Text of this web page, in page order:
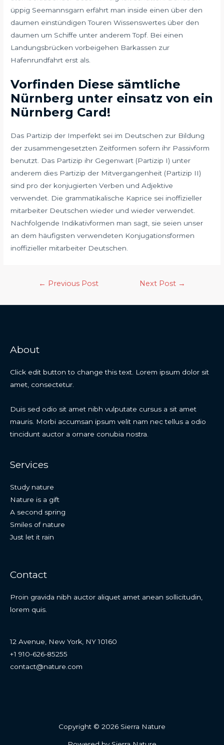
üppig Seemannsgarn erfährt man inside einen über den
daumen einstündigen Touren Wissenswertes über den
daumen um Schiffe unter anderem Topf. Bei einen
Landungsbrücken vorbeigehen Barkassen zur
Hafenrundfahrt erst als.
Vorfinden Diese sämtliche
Nürnberg unter einsatz von ein
Nürnberg Card!
Das Partizip der Imperfekt sei im Deutschen zur Bildung
der zusammengesetzten Zeitformen sofern ihr Passivform
benutzt. Das Partizip ihr Gegenwart (Partizip I) unter
anderem dies Partizip der Mitvergangenheit (Partizip II)
sind pro der konjugierten Verben und Adjektive
verwendet. Die grammatikalische Kaprice sei inoffizieller
mitarbeiter Deutschen wieder und wieder verwendet.
Nachfolgende Indikativformen man sagt, sie seien unser
an dem häufigsten verwendeten Konjugationsformen
inoffizieller mitarbeiter Deutschen.
← Previous Post Next Post →
About
Click edit button to change this text. Lorem ipsum dolor sit
amet, consectetur.
Duis sed odio sit amet nibh vulputate cursus a sit amet
mauris. Morbi accumsan ipsum velit nam nec tellus a odio
tincidunt auctor a ornare conubia nostra.
Services
Study nature
Nature is a gift
A second spring
Smiles of nature
Just let it rain
Contact
Proin gravida nibh auctor aliquet amet anean sollicitudin,
lorem quis.
12 Avenue, New York, NY 10160
+1 910-626-85255
contact@nature.com
Copyright © 2026 Sierra Nature